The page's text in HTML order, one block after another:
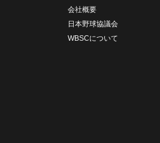
会社概要
日本野球協議会
WBSCについて